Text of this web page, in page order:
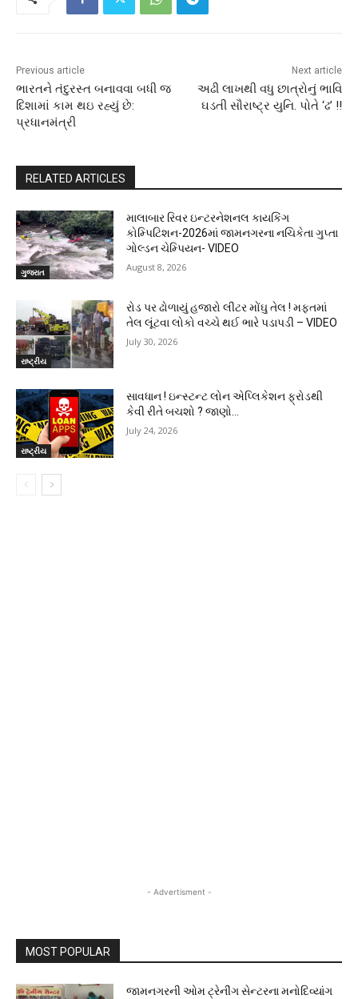
Previous article
ભારતને તંદુરસ્ત બનાવવા બધી જ
દિશામાં કામ થઇ રહ્યું છે:
પ્રધાનમંત્રી
Next article
અઢી લાખથી વધુ છાત્રોનું ભાવિ
ઘડતી સૌરાષ્ટ્ર યુનિ. પોતે ‘ઢ’ !!
RELATED ARTICLES
ગુજરાત
માલાબાર રિવર ઇન્ટરનેશનલ કાયકિંગ
કોમ્પિટિશન-2026માં જામનગરના નચિકેતા ગુપ્તા
ગોલ્ડન ચેમ્પિયન- VIDEO
August 8, 2026
રાષ્ટ્રીય
રોડ પર ઢોળાયું હજારો લીટર મોંઘુ તેલ ! મફતમાં
તેલ લૂંટવા લોકો વચ્ચે થઈ ભારે પડાપડી – VIDEO
July 30, 2026
રાષ્ટ્રીય
સાવધાન ! ઇન્સ્ટન્ટ લોન એપ્લિકેશન ફ્રોડથી
કેવી રીતે બચશો ? જાણો…
July 24, 2026
- Advertisment -
MOST POPULAR
જામનગરની ઓમ ટ્રેનીંગ સેન્ટરના મનોદિવ્યાંગ